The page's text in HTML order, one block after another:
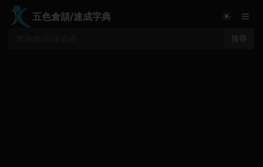
五色倉頡/速成字典
搜尋
☀ ≡